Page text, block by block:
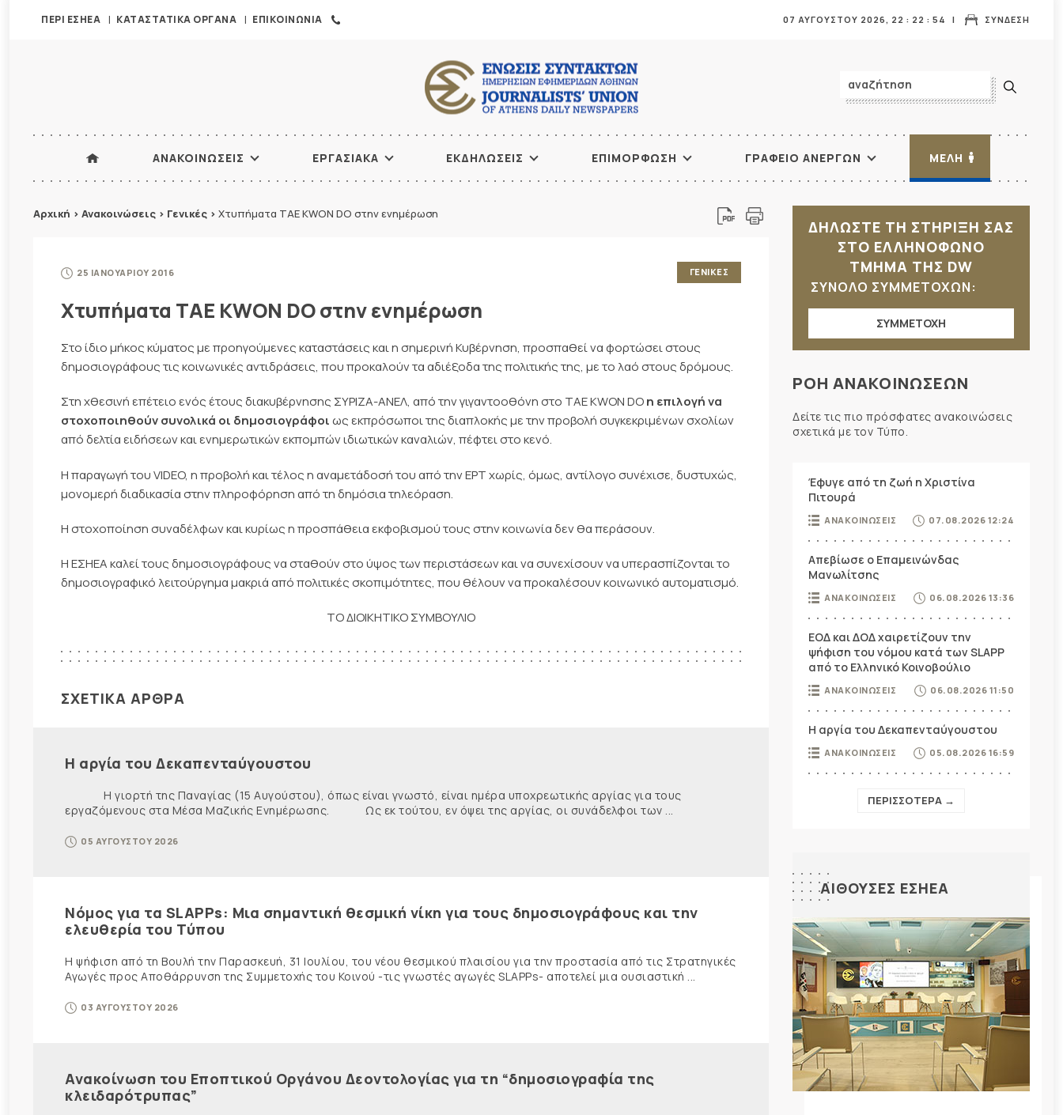
ΠΕΡΙ ΕΣΗΕΑ ΚΑΤΑΣΤΑΤΙΚΑ ΟΡΓΑΝΑ ΕΠΙΚΟΙΝΩΝΙΑ ΣΥΝΔΕΣΗ
07 ΑΥΓΟΥΣΤΟΥ 2026, 22 : 22 : 55
ΑΝΑΚΟΙΝΩΣΕΙΣ ΕΡΓΑΣΙΑΚΑ ΕΚΔΗΛΩΣΕΙΣ ΕΠΙΜΟΡΦΩΣΗ ΓΡΑΦΕΙΟ ΑΝΕΡΓΩΝ ΜΕΛΗ
Αρχική > Ανακοινώσεις > Γενικές > Χτυπήματα TAE KWON DO στην ενημέρωση
25 ΙΑΝΟΥΑΡΙΟΥ 2016 ΓΕΝΙΚΕΣ
Χτυπήματα TAE KWON DO στην ενημέρωση
Στο ίδιο μήκος κύματος με προηγούμενες καταστάσεις και η σημερινή Κυβέρνηση, προσπαθεί να φορτώσει στους
δημοσιογράφους τις κοινωνικές αντιδράσεις, που προκαλούν τα αδιέξοδα της πολιτικής της, με το λαό στους δρόμους.
Στη χθεσινή επέτειο ενός έτους διακυβέρνησης ΣΥΡΙΖΑ-ΑΝΕΛ, από την γιγαντοοθόνη στο TAE KWON DOη επιλογή να
στοχοποιηθούν συνολικά οι δημοσιογράφοιως εκπρόσωποι της διαπλοκής με την προβολή συγκεκριμένων σχολίων
από δελτία ειδήσεων και ενημερωτικών εκπομπών ιδιωτικών καναλιών, πέφτει στο κενό.
Η παραγωγή του VIDEO, η προβολή και τέλος η αναμετάδοσή του από την ΕΡΤ χωρίς, όμως, αντίλογο συνέχισε, δυστυχώς,
μονομερή διαδικασία στην πληροφόρηση από τη δημόσια τηλεόραση.
Η στοχοποίηση συναδέλφων και κυρίως η προσπάθεια εκφοβισμού τους στην κοινωνία δεν θα περάσουν.
Η ΕΣΗΕΑ καλεί τους δημοσιογράφους να σταθούν στο ύψος των περιστάσεων και να συνεχίσουν να υπερασπίζονται το
δημοσιογραφικό λειτούργημα μακριά από πολιτικές σκοπιμότητες, που θέλουν να προκαλέσουν κοινωνικό αυτοματισμό.
ΤΟ ΔΙΟΙΚΗΤΙΚΟ ΣΥΜΒΟΥΛΙΟ
ΣΧΕΤΙΚΑ ΑΡΘΡΑ
Η αργία του Δεκαπενταύγουστου
Η γιορτή της Παναγίας (15 Αυγούστου), όπως είναι γνωστό, είναι ημέρα υποχρεωτικής αργίας για τους
εργαζόμενους στα Μέσα Μαζικής Ενημέρωσης. Ως εκ τούτου, εν όψει της αργίας, οι συνάδελφοι των ...
05 ΑΥΓΟΥΣΤΟΥ 2026
Νόμος για τα SLAPPs: Μια σημαντική θεσμική νίκη για τους δημοσιογράφους και την
ελευθερία του Τύπου
Η ψήφιση από τη Βουλή την Παρασκευή, 31 Ιουλίου, του νέου θεσμικού πλαισίου για την προστασία από τις Στρατηγικές
Αγωγές προς Αποθάρρυνση της Συμμετοχής του Κοινού -τις γνωστές αγωγές SLAPPs- αποτελεί μια ουσιαστική ...
03 ΑΥΓΟΥΣΤΟΥ 2026
Ανακοίνωση του Εποπτικού Οργάνου Δεοντολογίας για τη “δημοσιογραφία της
κλειδαρότρυπας”
ΔΗΛΩΣΤΕ ΤΗ ΣΤΗΡΙΞΗ ΣΑΣ
ΣΤΟ ΕΛΛΗΝΟΦΩΝΟ
ΤΜΗΜΑ ΤΗΣ DW
ΣΥΝΟΛΟ ΣΥΜΜΕΤΟΧΩΝ:
ΣΥΜΜΕΤΟΧΗ
ΡΟΗ ΑΝΑΚΟΙΝΩΣΕΩΝ
Δείτε τις πιο πρόσφατες ανακοινώσεις
σχετικά με τον Τύπο.
Έφυγε από τη ζωή η Χριστίνα
Πιτουρά
ΑΝΑΚΟΙΝΩΣΕΙΣ 07.08.2026 12:24
Απεβίωσε ο Επαμεινώνδας
Μανωλίτσης
ΑΝΑΚΟΙΝΩΣΕΙΣ 06.08.2026 13:36
ΕΟΔ και ΔΟΔ χαιρετίζουν την
ψήφιση του νόμου κατά των SLAPP
από το Ελληνικό Κοινοβούλιο
ΑΝΑΚΟΙΝΩΣΕΙΣ 06.08.2026 11:50
Η αργία του Δεκαπενταύγουστου
ΑΝΑΚΟΙΝΩΣΕΙΣ 05.08.2026 16:59
ΠΕΡΙΣΣΟΤΕΡΑ →
ΑΙΘΟΥΣΕΣ ΕΣΗΕΑ